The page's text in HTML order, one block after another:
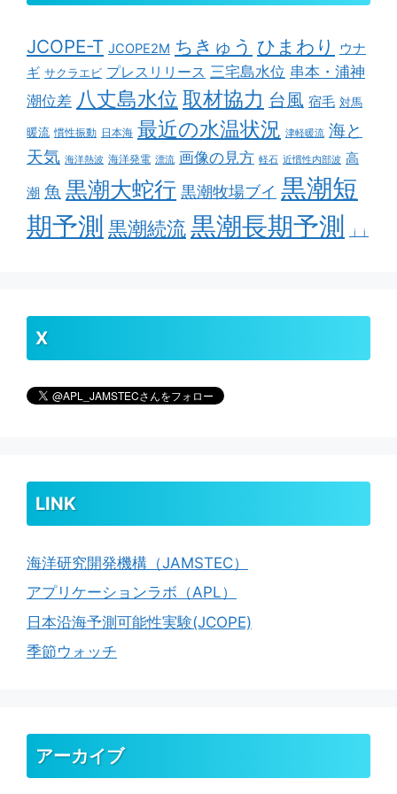
JCOPE-T JCOPE2M ちきゅう ひまわり
ウナ
ギ サクラエビ プレスリリース 三宅島水位 串本・浦神
潮位差 八丈島水位 取材協力 台風 宿毛 対馬
暖流 慣性振動 日本海 最近の水温状況 津軽暖流 海と
天気 海洋熱波 海洋発電 漂流 画像の見方 軽石 近慣性内部波 高
潮 魚 黒潮大蛇行 黒潮牧場ブイ 黒潮短
期予測 黒潮続流黒潮長期予測 ｊｊ
X
LINK
海洋研究開発機構（JAMSTEC）
アプリケーションラボ（APL）
日本沿海予測可能性実験(JCOPE)
季節ウォッチ
アーカイブ